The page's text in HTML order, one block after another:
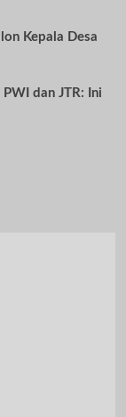
Kepala Desa
dan JTR: Ini